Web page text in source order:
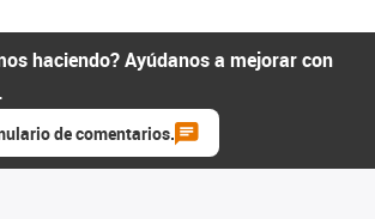
haciendo? Ayúdanos a mejorar con
de comentarios.